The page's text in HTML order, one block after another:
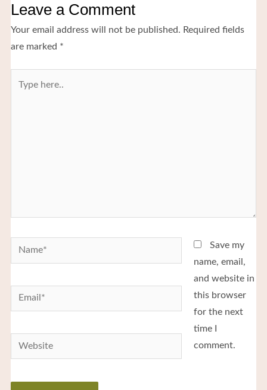
Leave a Comment
Your email address will not be published. Required fields
are marked *
Save my
name, email,
and website in
this browser
for the next
time I
comment.